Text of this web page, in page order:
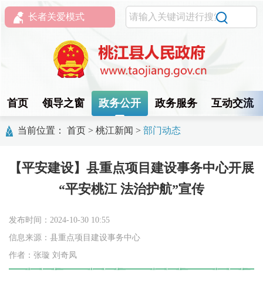
长者关爱模式
首页 领导之窗 政务公开 政务服务 互动交流
当前位置： 首页 > 桃江新闻 > 部门动态
【平安建设】县重点项目建设事务中心开展
“平安桃江 法治护航”宣传
发布时间：2024-10-30 10:55
信息来源：县重点项目建设事务中心
作者：张璇 刘奇凤